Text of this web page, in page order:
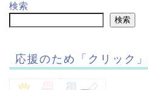
検索
検索
応援のため「クリック